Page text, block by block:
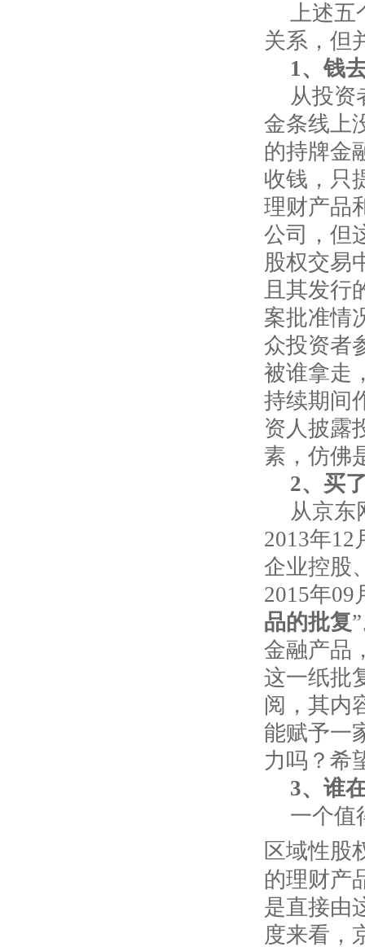
上述五
关系，但
1、钱
从投资
金条线上
的持牌金
收钱，只
理财产品
公司，但
股权交易
且其发行
案批准情
众投资者
被谁拿走
持续期间
资人披露
素，仿佛
2、买
从京东
2013年
企业控股
2015年09
品的批复
金融产品
这一纸批
阅，其内
能赋予一
力吗？希
3、谁
一个值
区域性股
的理财产
是直接由
度来看，